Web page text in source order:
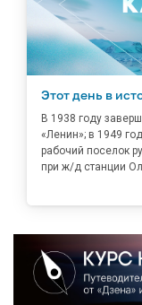
Этот день в
В 1938 году
«Ленин»; в 1949
рабочий поселок
при ж/д станции